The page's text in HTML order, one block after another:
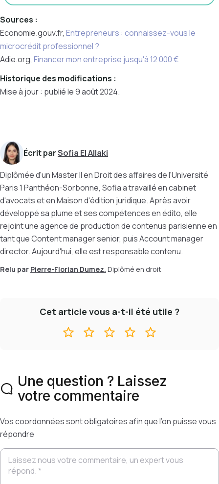
Sources :
Economie.gouv.fr, Entrepreneurs : connaissez-vous le
microcrédit professionnel ?
Adie.org, Financer mon entreprise jusqu'à 12 000 €
Historique des modifications :
Mise à jour : publié le 9 août 2024.
Écrit parSofia El Allaki
Diplômée d'un Master II en Droit des affaires de l'Université
Paris 1 Panthéon-Sorbonne, Sofia a travaillé en cabinet
d'avocats et en Maison d'édition juridique. Après avoir
développé sa plume et ses compétences en édito, elle
rejoint une agence de production de contenus parisienne en
tant que Content manager senior, puis Account manager
director. Aujourd'hui, elle est responsable contenu.
Relu par Pierre-Florian Dumez. Diplômé en droit
Cet article vous a-t-il été utile ?
Une question ? Laissez
votre commentaire
Vos coordonnées sont obligatoires afin que l’on puisse vous
répondre